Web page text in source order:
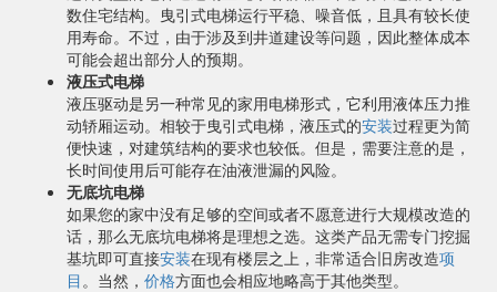
数住宅结构。曳引式电梯运行平稳、噪音低，且具有较长使
用寿命。不过，由于涉及到井道建设等问题，因此整体成本
可能会超出部分人的预期。
液压式电梯
液压驱动是另一种常见的家用电梯形式，它利用液体压力推
动轿厢运动。相较于曳引式电梯，液压式的安装过程更为简
便快速，对建筑结构的要求也较低。但是，需要注意的是，
长时间使用后可能存在油液泄漏的风险。
无底坑电梯
如果您的家中没有足够的空间或者不愿意进行大规模改造的
话，那么无底坑电梯将是理想之选。这类产品无需专门挖掘
基坑即可直接安装在现有楼层之上，非常适合旧房改造项
目。当然， 价格方面也会相应地略高于其他类型。